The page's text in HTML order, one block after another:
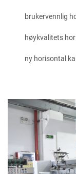
brukervennlig
høykvalitets
ny horisontal